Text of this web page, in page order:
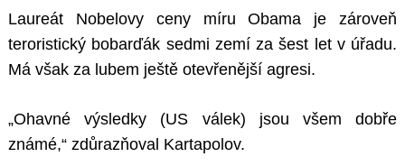
Laureát Nobelovy ceny míru Obama je zároveň
teroristický bobarďák sedmi zemí za šest let v úřadu.
Má však za lubem ještě otevřenější agresi.
„Ohavné výsledky (US válek) jsou všem dobře
známé,“ zdůrazňoval Kartapolov.